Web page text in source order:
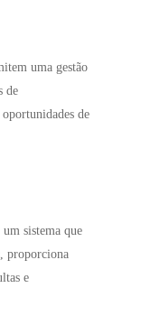
uma gestão
de
de
sistema que
proporciona
e